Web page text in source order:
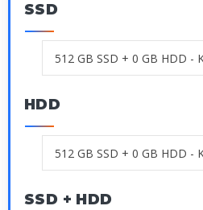
SSD
HDD
SSD + HDD